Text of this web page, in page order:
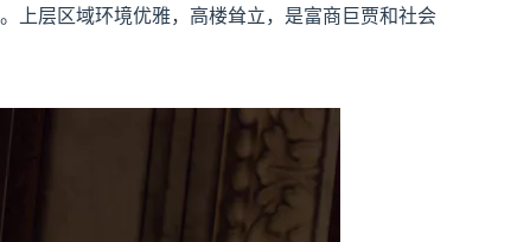
上层区域环境优雅，高楼耸立，是富商巨贾和社会